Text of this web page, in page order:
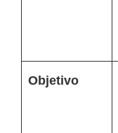
Objetivo